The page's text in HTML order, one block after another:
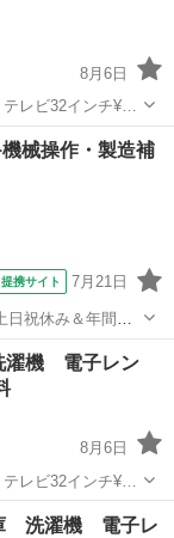
8月6日
レビ32インチ¥…
商品
械操作・製造補
提携サイト 7月21日
日祝休み＆年間休
無料駐車場あり
市》 人気の
濯機 電子レン
8月6日
レビ32インチ¥…
品
庫 洗濯機 電子レ